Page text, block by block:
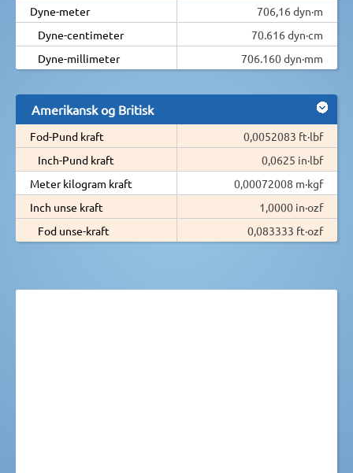
Dyne-meter
706,16 dyn·m
Dyne-centimeter
70.616 dyn·cm
Dyne-millimeter
706.160 dyn·mm
Amerikansk og Britisk
Fod-Pund kraft
0,0052083 ft·lbf
Inch-Pund kraft
0,0625 in·lbf
Meter kilogram kraft
0,00072008 m·kgf
Inch unse kraft
1,0000 in·ozf
Fod unse-kraft
0,083333 ft·ozf